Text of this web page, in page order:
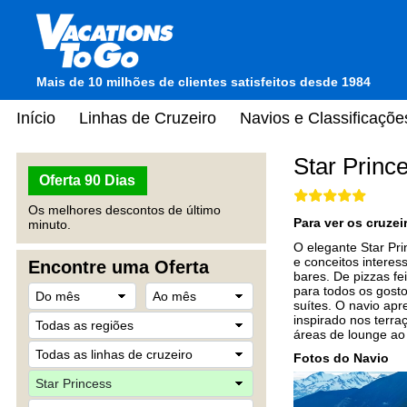
Mais de 10 milhões de clientes satisfeitos desde 1984
Início Linhas de Cruzeiro Navios e
Oferta 90 Dias
Os melhores descontos de último
minuto.
Encontre uma Oferta
Star
Para ver os
O elegante Star
e conceitos
bares. De pizzas
para todos os
suítes. O navio
inspirado nos
áreas de lounge
Fotos do Navio